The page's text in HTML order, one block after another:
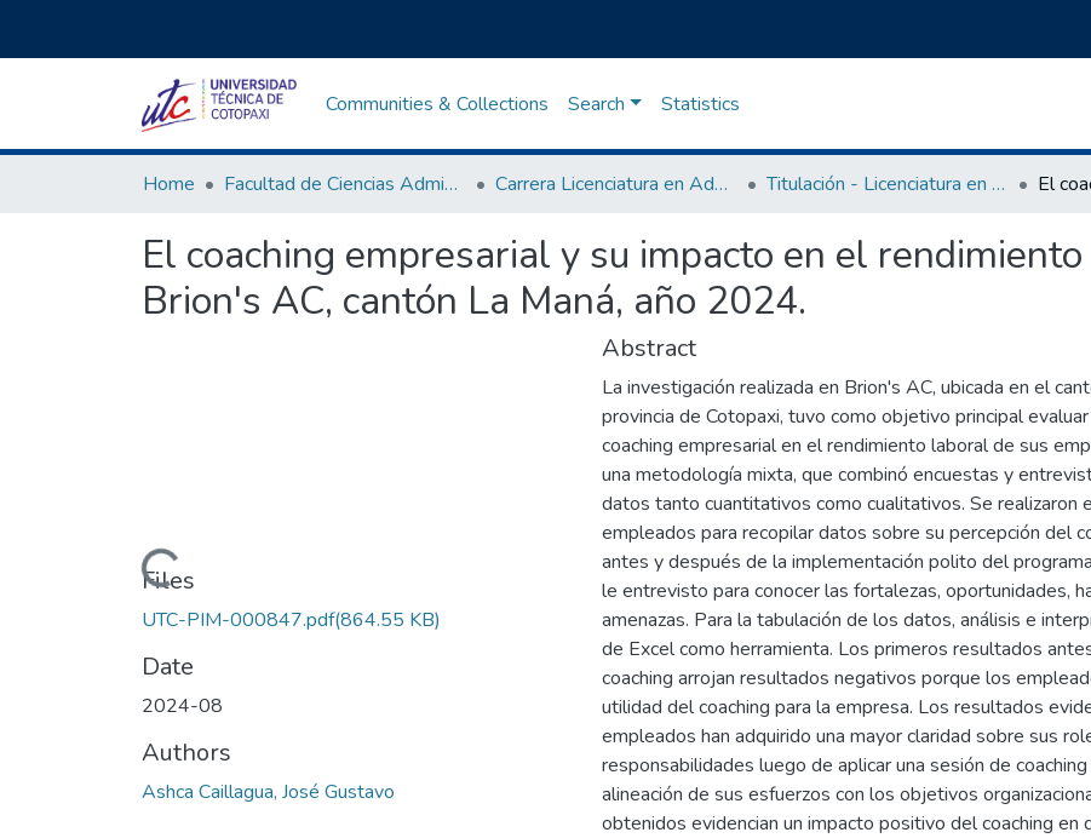
Communities & Collections Search Statistics
Home Facultad de Ciencias Administrativas y Económicas Carrera Licenciatura en Administración de Empresas Titulación - Licenciatura en Administración de Empresas
El coaching empresarial y su impacto en el
Brion's AC, cantón La Maná, año 2024.
Loading...
Files
UTC-PIM-000847.pdf(864.55 KB)
Date
2024-08
Authors
Ashca Caillagua, José Gustavo
Abstract
La investigación realizada en Brion's AC, ubicada en el
provincia de Cotopaxi, tuvo como objetivo principal
coaching empresarial en el rendimiento laboral de sus
una metodología mixta, que combinó encuestas y
datos tanto cuantitativos como cualitativos. Se realizaron
empleados para recopilar datos sobre su percepción del
antes y después de la implementación polito del
le entrevisto para conocer las fortalezas, oportunidades,
amenazas. Para la tabulación de los datos, análisis e
de Excel como herramienta. Los primeros resultados
coaching arrojan resultados negativos porque los
utilidad del coaching para la empresa. Los resultados
empleados han adquirido una mayor claridad sobre sus
responsabilidades luego de aplicar una sesión de
alineación de sus esfuerzos con los objetivos
obtenidos evidencian un impacto positivo del coaching en